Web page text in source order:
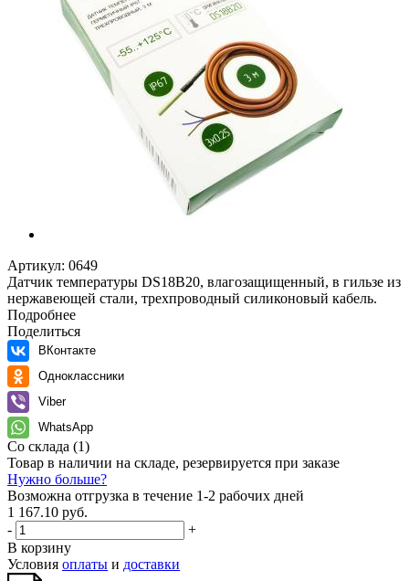
Артикул: 0649
Датчик температуры DS18B20, влагозащищенный, в гильзе из
нержавеющей стали, трехпроводный силиконовый кабель.
Подробнее
Поделиться
ВКонтакте
Одноклассники
Viber
WhatsApp
Со склада (1)
Товар в наличии на складе, резервируется при заказе
Нужно больше?
Возможна отгрузка в течение 1-2 рабочих дней
1 167.10 руб.
-
+
В корзину
Условия оплаты и доставки